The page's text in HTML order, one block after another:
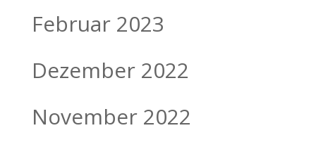
Februar 2023
Dezember 2022
November 2022